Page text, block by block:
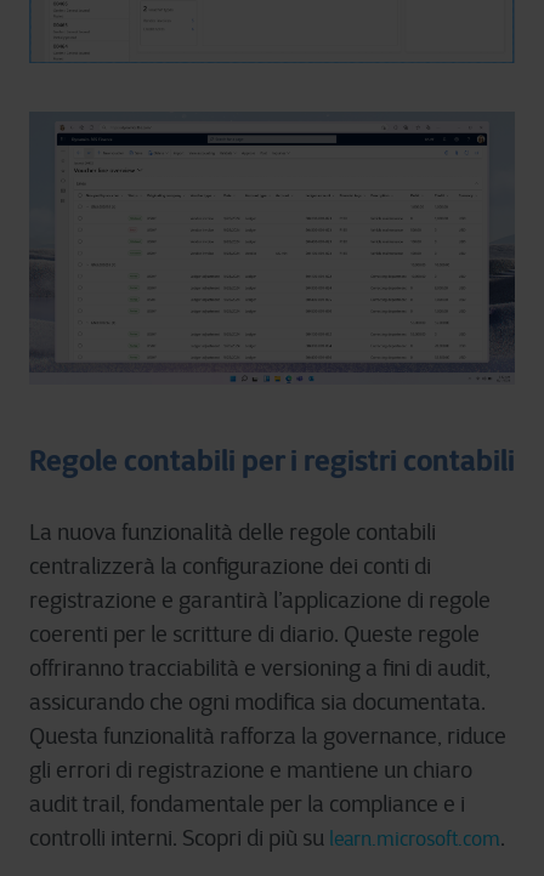
Regole contabili per i registri contabili
La nuova funzionalità delle regole contabili
centralizzerà la configurazione dei conti di
registrazione e garantirà l’applicazione di regole
coerenti per le scritture di diario. Queste regole
offriranno tracciabilità e versioning a fini di audit,
assicurando che ogni modifica sia documentata.
Questa funzionalità rafforza la governance, riduce
gli errori di registrazione e mantiene un chiaro
audit trail, fondamentale per la compliance e i
controlli interni. Scopri di più su learn.microsoft.com.